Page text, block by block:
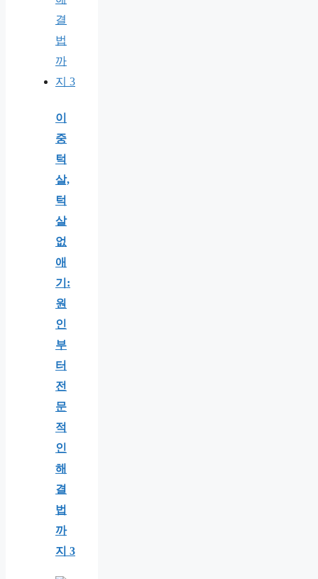
이
중
턱
살,
턱
살
없
애
기:
원
인
부
터
전
문
적
인
해
결
법
까
지 3